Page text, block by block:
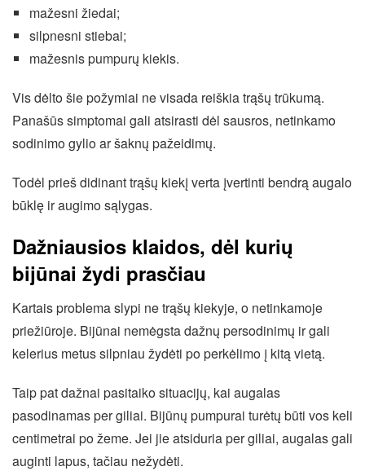
mažesni žiedai;
silpnesni stiebai;
mažesnis pumpurų kiekis.
Vis dėlto šie požymiai ne visada reiškia trąšų trūkumą.
Panašūs simptomai gali atsirasti dėl sausros, netinkamo
sodinimo gylio ar šaknų pažeidimų.
Todėl prieš didinant trąšų kiekį verta įvertinti bendrą augalo
būklę ir augimo sąlygas.
Dažniausios klaidos, dėl kurių
bijūnai žydi prasčiau
Kartais problema slypi ne trąšų kiekyje, o netinkamoje
priežiūroje. Bijūnai nemėgsta dažnų persodinimų ir gali
kelerius metus silpniau žydėti po perkėlimo į kitą vietą.
Taip pat dažnai pasitaiko situacijų, kai augalas
pasodinamas per giliai. Bijūnų pumpurai turėtų būti vos keli
centimetrai po žeme. Jei jie atsiduria per giliai, augalas gali
auginti lapus, tačiau nežydėti.